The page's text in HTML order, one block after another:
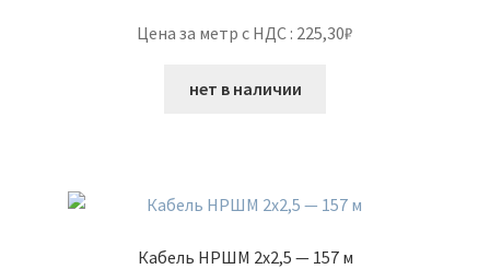
Цена за метр с НДС : 225,30₽
нет в наличии
Кабель НРШМ 2х2,5 — 157 м